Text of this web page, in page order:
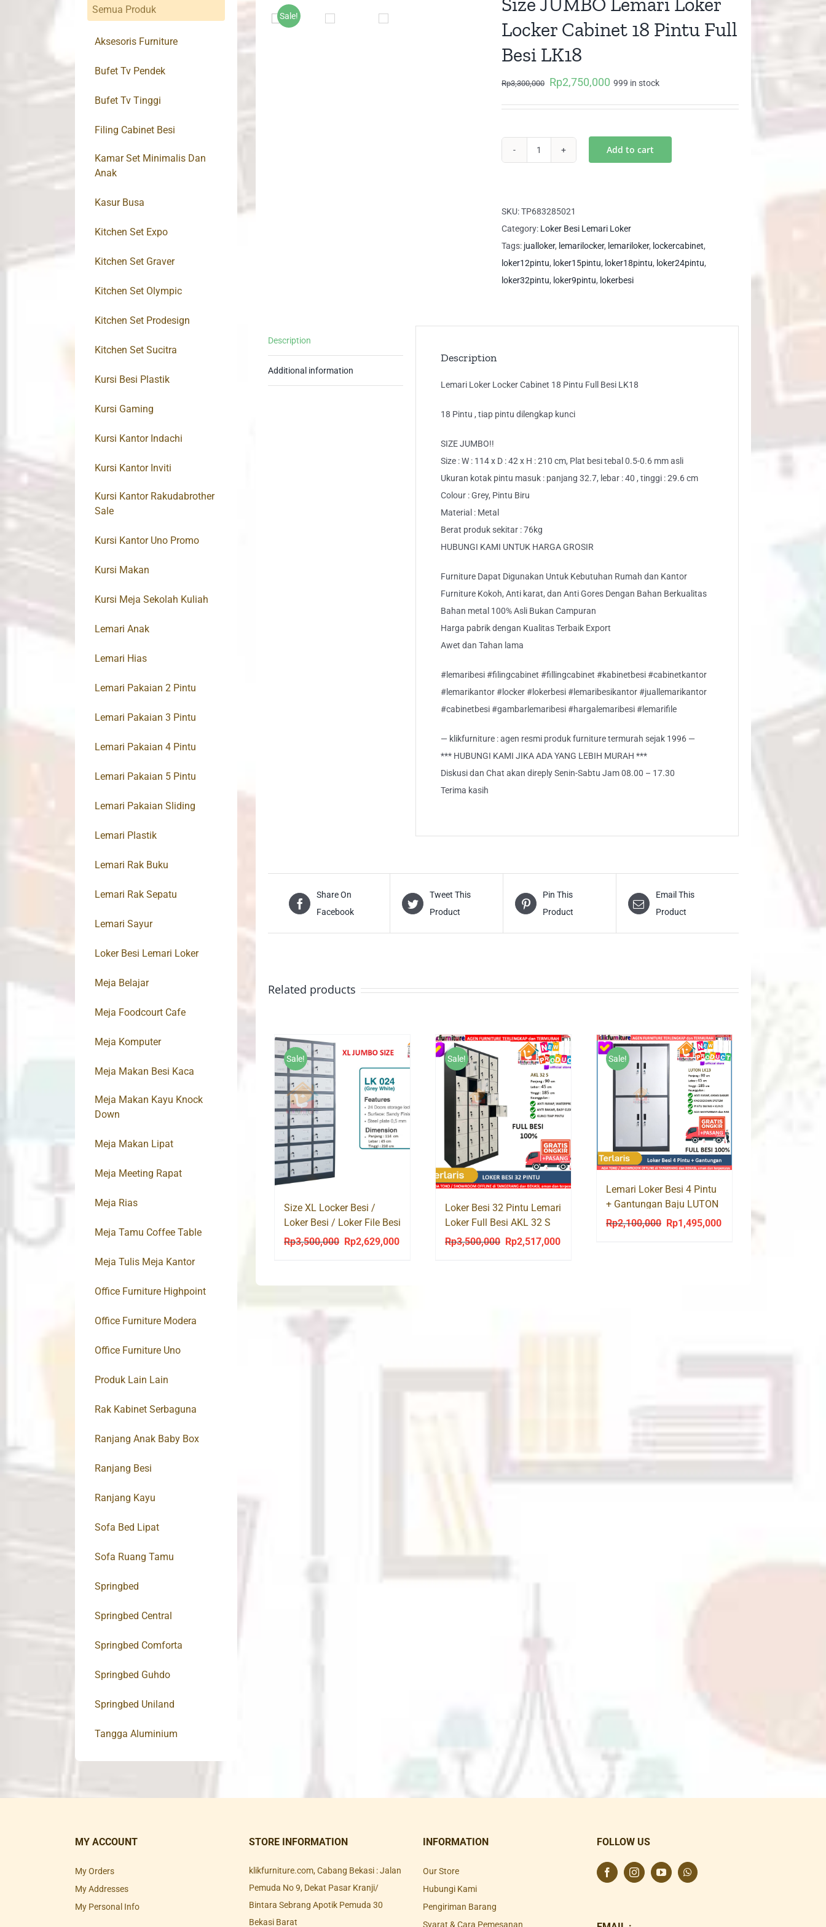
Sale!
Locker Cabinet 18 Pintu Full
Besi LK18
Rp3,300,000
Original
Rp2,750,000 Current
999 in stock
Loker
Locker
Cabinet
18
Pintu
LK18
Add to cart
SKU:TP683285021
Category: Loker Besi Lemari Loker
Tags: jualloker, lemarilocker, lemariloker, lockercabinet,
loker12pintu, loker15pintu, loker18pintu, loker24pintu,
loker32pintu, loker9pintu, lokerbesi
Description
Additional information
Description
Lemari Loker Locker Cabinet 18 Pintu Full Besi LK18
18 Pintu , tiap pintu dilengkap kunci
SIZE JUMBO!!
Size : W : 114 x D : 42 x H : 210 cm, Plat besi tebal 0.5-0.6 mm asli
Ukuran kotak pintu masuk : panjang 32.7, lebar : 40 , tinggi : 29.6 cm
Colour : Grey, Pintu Biru
Material : Metal
Berat produk sekitar : 76kg
HUBUNGI KAMI UNTUK HARGA GROSIR
Furniture Dapat Digunakan Untuk Kebutuhan Rumah dan Kantor
Furniture Kokoh, Anti karat, dan Anti Gores Dengan Bahan Berkualitas
Bahan metal 100% Asli Bukan Campuran
Harga pabrik dengan Kualitas Terbaik Export
Awet dan Tahan lama
#lemaribesi #filingcabinet #fillingcabinet #kabinetbesi #cabinetkantor
#lemarikantor #locker #lokerbesi #lemaribesikantor #juallemarikantor
#cabinetbesi #gambarlemaribesi #hargalemaribesi #lemarifile
— klikfurniture : agen resmi produk furniture termurah sejak 1996 —
*** HUBUNGI KAMI JIKA ADA YANG LEBIH MURAH ***
Diskusi dan Chat akan direply Senin-Sabtu Jam 08.00 – 17.30
Terima kasih
Share On
Facebook
Tweet This
Product
Pin This
Product
Email This
Product
Related products
Sale!
Size XL Locker Besi /
Loker Besi / Loker File Besi
24 PINTU AKL24
Rp3,500,000
Original
Rp2,629,000Current
Sale!
Loker Besi 32 Pintu Lemari
Loker Full Besi AKL 32 S
Rp3,500,000
Original
Rp2,517,000Current
Sale!
Lemari Loker Besi 4 Pintu
+ Gantungan Baju LUTON
LK13
Rp2,100,000
Original
Rp1,495,000Current
Semua Produk
Aksesoris Furniture
Bufet Tv Pendek
Bufet Tv Tinggi
Filing Cabinet Besi
Kamar Set Minimalis Dan
Anak
Kasur Busa
Kitchen Set Expo
Kitchen Set Graver
Kitchen Set Olympic
Kitchen Set Prodesign
Kitchen Set Sucitra
Kursi Besi Plastik
Kursi Gaming
Kursi Kantor Indachi
Kursi Kantor Inviti
Kursi Kantor Rakudabrother
Sale
Kursi Kantor Uno Promo
Kursi Makan
Kursi Meja Sekolah Kuliah
Lemari Anak
Lemari Hias
Lemari Pakaian 2 Pintu
Lemari Pakaian 3 Pintu
Lemari Pakaian 4 Pintu
Lemari Pakaian 5 Pintu
Lemari Pakaian Sliding
Lemari Plastik
Lemari Rak Buku
Lemari Rak Sepatu
Lemari Sayur
Loker Besi Lemari Loker
Meja Belajar
Meja Foodcourt Cafe
Meja Komputer
Meja Makan Besi Kaca
Meja Makan Kayu Knock
Down
Meja Makan Lipat
Meja Meeting Rapat
Meja Rias
Meja Tamu Coffee Table
Meja Tulis Meja Kantor
Office Furniture Highpoint
Office Furniture Modera
Office Furniture Uno
Produk Lain Lain
Rak Kabinet Serbaguna
Ranjang Anak Baby Box
Ranjang Besi
Ranjang Kayu
Sofa Bed Lipat
Sofa Ruang Tamu
Springbed
Springbed Central
Springbed Comforta
Springbed Guhdo
Springbed Uniland
Tangga Aluminium
MY ACCOUNT
My Orders
My Addresses
My Personal Info
STORE INFORMATION
klikfurniture.com, Cabang Bekasi : Jalan
Pemuda No 9, Dekat Pasar Kranji/
Bintara Sebrang Apotik Pemuda 30
Bekasi Barat
INFORMATION
Our Store
Hubungi Kami
Pengiriman Barang
Syarat & Cara Pemesanan
FOLLOW US